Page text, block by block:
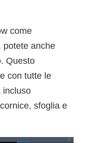
come
potete anche
Questo
con tutte le
incluso
sfoglia e